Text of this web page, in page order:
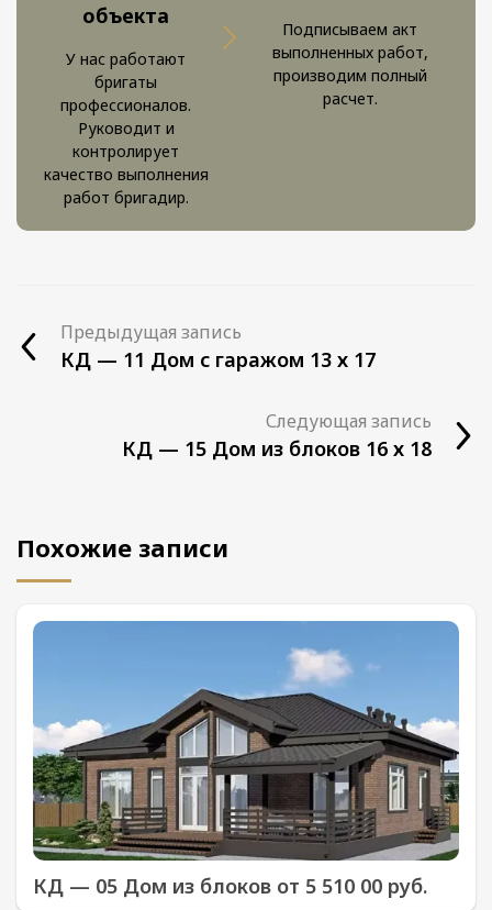
объекта
У нас работают
бригаты
профессионалов.
Руководит и
контролирует
качество выполнения
работ бригадир.
Подписываем акт
выполненных работ,
производим полный
расчет.
Предыдущая запись
КД — 11 Дом с гаражом 13 х 17
Следующая запись
КД — 15 Дом из блоков 16 х 18
Похожие записи
КД — 05 Дом из блоков от 5 510 00 руб.